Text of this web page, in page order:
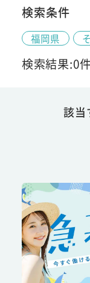
検索条件
福岡県
検索結果:0件
該当